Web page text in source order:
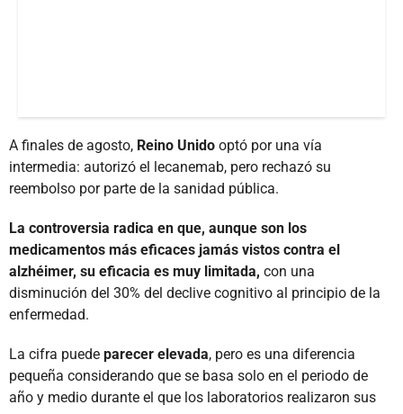
A finales de agosto, Reino Unido optó por una vía
intermedia: autorizó el lecanemab, pero rechazó su
reembolso por parte de la sanidad pública.
La controversia radica en que, aunque son los
medicamentos más eficaces jamás vistos contra el
alzhéimer, su eficacia es muy limitada, con una
disminución del 30% del declive cognitivo al principio de la
enfermedad.
La cifra puede parecer elevada, pero es una diferencia
pequeña considerando que se basa solo en el periodo de
año y medio durante el que los laboratorios realizaron sus